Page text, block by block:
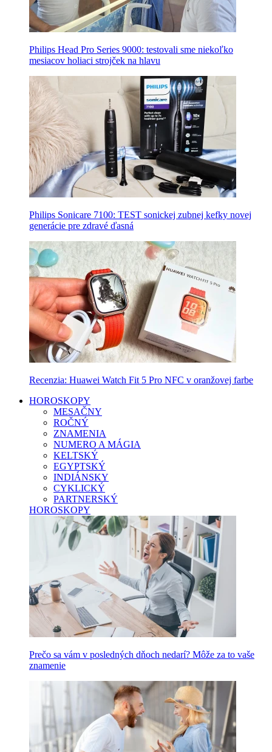
Philips Head Pro Series 9000: testovali sme niekoľko
mesiacov holiaci strojček na hlavu
Philips Sonicare 7100: TEST sonickej zubnej kefky novej
generácie pre zdravé ďasná
Recenzia: Huawei Watch Fit 5 Pro NFC v oranžovej farbe
HOROSKOPY
MESAČNY
ROČNÝ
ZNAMENIA
NUMERO A MÁGIA
KELTSKÝ
EGYPTSKÝ
INDIÁNSKY
CYKLICKÝ
PARTNERSKÝ
HOROSKOPY
Prečo sa vám v posledných dňoch nedarí? Môže za to vaše
znamenie